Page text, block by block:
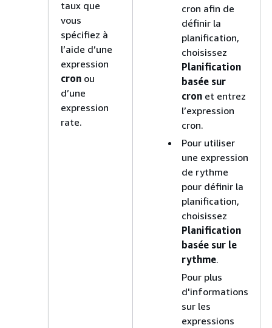
taux que
vous
spécifiez à
l’aide d’une
expression
cron ou
d’une
expression
rate.
cron afin de
définir la
planification,
choisissez
Planification
basée sur
cron et entrez
l’expression
cron.
Pour utiliser
une expression
de rythme
pour définir la
planification,
choisissez
Planification
basée sur le
rythme.
Pour plus
d'informations
sur les
expressions